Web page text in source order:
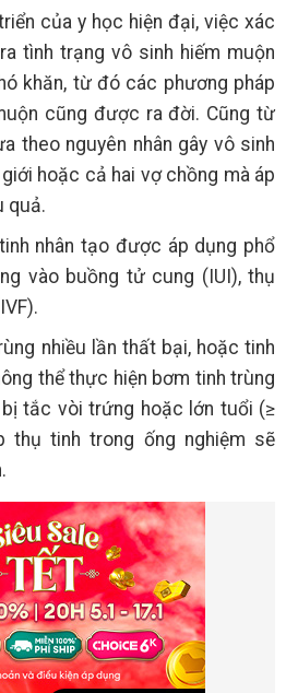
của y học hiện đại, việc xác
tình trạng vô sinh hiếm muộn
khăn, từ đó các phương pháp
cũng được ra đời. Cũng từ
theo nguyên nhân gây vô sinh
hoặc cả hai vợ chồng mà áp
quả.
nhân tạo được áp dụng phổ
vào buồng tử cung (IUI), thụ
nhiều lần thất bại, hoặc tinh
thể thực hiện bơm tinh trùng
tắc vòi trứng hoặc lớn tuổi (≥
thụ tinh trong ống nghiệm sẽ